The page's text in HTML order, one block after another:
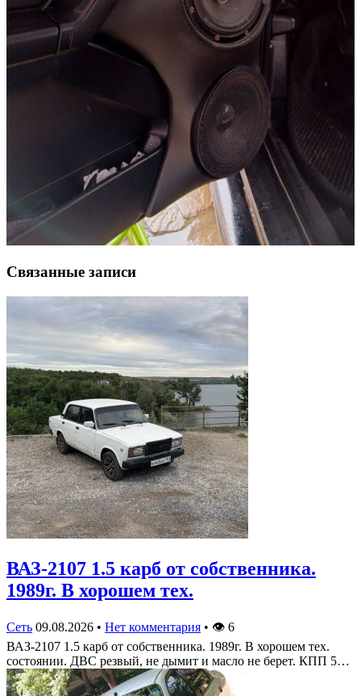
Связанные записи
ВАЗ-2107 1.5 карб от собственника.
1989г. В хорошем тех.
Сеть 09.08.2026 • Нет комментария • 👁 6
ВАЗ-2107 1.5 карб от собственника. 1989г. В хорошем тех.
состоянии. ДВС резвый, не дымит и масло не берет. КПП 5…